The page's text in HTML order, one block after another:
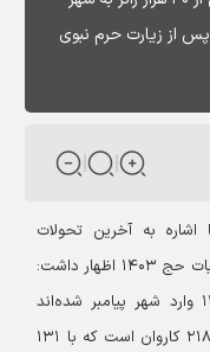
گفت: ۱۹.۵ هزار نفر پس از زیارت حرم نبوی
به آخرین تحولات
زیرساختی در مدینه منوره و ارائه آماری از عملیات حج ۱۴۰۳ اظهار داشت:
زائرانی که از ابتدای عملیات حج ۱۴۰۳ وارد شهر پیامبر شده‌اند
تاکنون بیش از ۳۰ هزار و ۱۴۰ نفر در قالب ۲۱۸ کاروان است که با ۱۳۱